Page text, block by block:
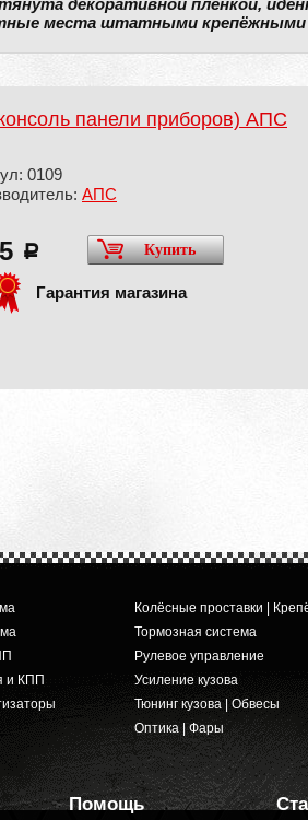
декоративной плёнкой,
места штатными крепёжными
панели приборов) АПС
0109
АПС
a Купить
Гарантия магазина
и КПП
Колёсные проставки |
Тормозная система
Рулевое управление
Усиление кузова
Тюнинг кузова | Обвесы
Оптика | Фары
Помощь